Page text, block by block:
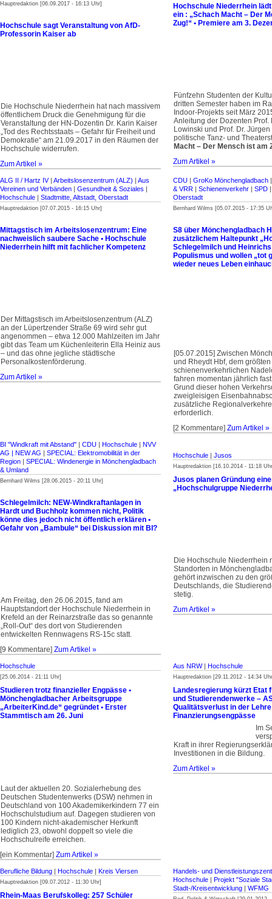
Hauptredaktion [06.09.2017 - 16:13 Uhr]
Hochschule sagt Veranstaltung von AfD-
Professorin Kaiser ab
Die Hochschule Niederrhein hat nach massivem
öffentlichem Druck die Genehmigung für die
Veranstaltung der HN-Dozentin Dr. Karin Kaiser
„Tod des Rechtsstaats – Gefahr für Freiheit und
Demokratie“ am 21.09.2017 in den Räumen der
Hochschule widerrufen.
Zum Artikel »
Hochschule Niederrhein
ein : „Schach Macht – Der
Zug!“ • Premiere am 3.
Fünfzehn Studenten der
dritten Semester haben im
Indoor-Projekts seit März
Anleitung der Dozenten Prof.
Lowinski und Prof. Dr.
politische Tanz- und
Macht – Der Mensch ist am
Zum Artikel »
ALG II / Hartz IV| Arbeitslosenzentrum (ALZ) | Aus
Vereinen und Verbänden | Gesundheit & Soziales |
Hochschule | Stadtmitte, Altstadt, Oberstadt
Hauptredaktion [07.07.2015 - 16:15 Uhr]
Mittagstisch im Arbeitslosenzentrum: Eine
nachweislich saubere Sache • Hochschule
Niederrhein hilft mit fachlicher Kompetenz
Der Mittagstisch im Arbeitslosenzentrum (ALZ)
an der Lüpertzender Straße 69 wird sehr gut
angenommen – etwa 12.000 Mahlzeiten im Jahr
gibt das Team um Küchenleiterin Ella Heiniz aus
– und das ohne jegliche städtische
Personalkostenförderung.
Zum Artikel »
CDU | GroKo Mönchengladbach
& VRR | Schienenverkehr | SPD
Oberstadt
Bernhard Wilms [05.07.2015 - 17:35
S8 über Mönchengladbach
zusätzlichem Haltepunkt
Schlegelmilch und
Populismus und wollen „tot
wieder neues Leben
[05.07.2015] Zwischen
und Rheydt Hbf, dem größten
schienenverkehrlichen
fahren momentan jährlich
Grund dieser hohen
zweigleisigen
zusätzliche
erforderlich.
[2 Kommentare] Zum Artikel »
BI "Windkraft mit Abstand" | CDU | Hochschule | NVV
AG | NEW AG | SPECIAL: Elektromobilität in der
Region | SPECIAL: Windenergie in Mönchengladbach
& Umland
Bernhard Wilms [28.06.2015 - 20:11 Uhr]
Schlegelmilch: NEW-Windkraftanlagen in
Hardt und Buchholz kommen nicht, Politik
könne dies jedoch nicht öffentlich erklären •
Gefahr von „Bambule“ bei Diskussion mit BI?
Am Freitag, den 26.06.2015, fand am
Hauptstandort der Hochschule Niederrhein in
Krefeld an der Reinarzstraße das so genannte
„Roll-Out“ des dort von Studierenden
entwickelten Rennwagens RS-15c statt.
[9 Kommentare] Zum Artikel »
Hochschule | Jusos
Hauptredaktion [16.10.2014 - 11:18
Jusos planen Gründung
„Hochschulgruppe
Die Hochschule Niederrhein
Standorten in
gehört inzwischen zu den
Deutschlands, die
stetig.
Zum Artikel »
Hochschule
[25.06.2014 - 21:11 Uhr]
Studieren trotz finanzieller Engpässe •
Mönchengladbacher Arbeitsgruppe
„ArbeiterKind.de“ gegründet • Erster
Stammtisch am 26. Juni
Laut der aktuellen 20. Sozialerhebung des
Deutschen Studentenwerks (DSW) nehmen in
Deutschland von 100 Akade­mikerkindern 77 ein
Hochschulstudium auf. Dagegen stu­dieren von
100 Kindern nicht-akade­mischer Herkunft
lediglich 23, obwohl doppelt so viele die
Hochschulreife erreichen.
[ein Kommentar] Zum Artikel »
Aus NRW| Hochschule
Hauptredaktion [29.11.2012 - 14:34
Landesregierung kürzt Etat
und Studierendenwerke –
Qualitätsverlust in der
Finanzierungsengpässe
Im
Kraft in ihrer
Investitionen in die Bildung.
Zum Artikel »
Berufliche Bildung | Hochschule | Kreis Viersen
Hauptredaktion [09.07.2012 - 11:30 Uhr]
Rhein-Maas Berufskolleg: 257 Schüler
Handels- und
Hochschule | Projekt "Soziale
Stadt-/Kreisentwicklung | WFMG